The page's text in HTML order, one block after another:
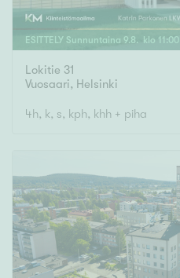
Hissi
Järvi- tai merinäköala
Maalämpö
Oma ranta
Oma sauna
Senioriasunto
ESITTELY Sunnuntaina 9.8. klo 11 :00
Lokitie 31
Vuosaari, Helsinki
4h, k, s, kph, khh + piha